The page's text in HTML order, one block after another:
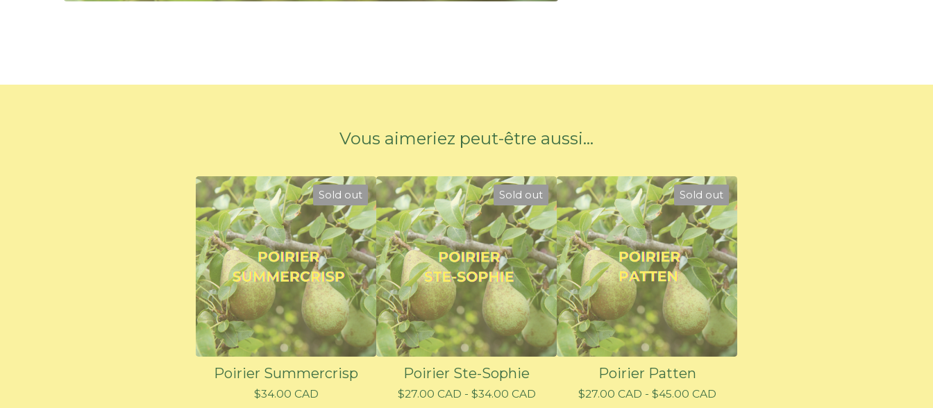
Vous aimeriez peut-être aussi...
Sold out
Poirier Summercrisp
$34.00 CAD
Sold out
Poirier Ste-Sophie
$27.00 CAD - $34.00 CAD
Sold out
Poirier Patten
$27.00 CAD - $45.00 CAD